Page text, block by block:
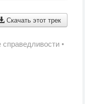
Скачать этот трек
•